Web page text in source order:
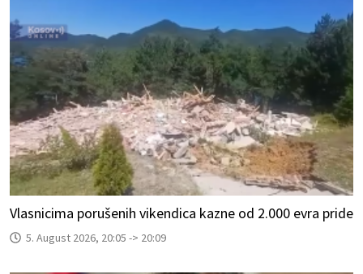
Vlasnicima porušenih vikendica kazne od 2.000 evra pride
5. August 2026, 20:05 -> 20:09